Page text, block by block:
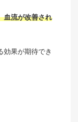
血流が改善され
効果が期待でき